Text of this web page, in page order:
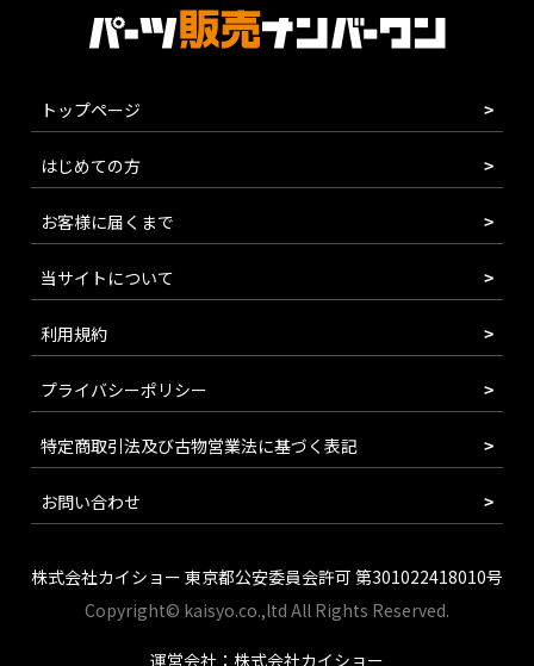
トップページ
はじめての方
お客様に届くまで
当サイトについて
利用規約
プライバシーポリシー
特定商取引法及び古物営業法に基づく表記
お問い合わせ
株式会社カイショー 東京都公安委員会許可 第301022418010号
Copyright© kaisyo.co.,ltd All Rights Reserved.
運営会社：株式会社カイショー